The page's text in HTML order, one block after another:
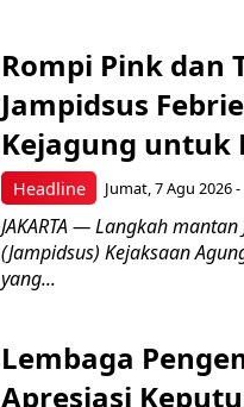
Headline
Rompi Pink dan
Jampidsus
Kejagung untuk
Jumat, 7 Agu 2026 -
JAKARTA — Langkah
(Jampidsus) Kejaksaan
yang...
Lembaga
Apresiasi